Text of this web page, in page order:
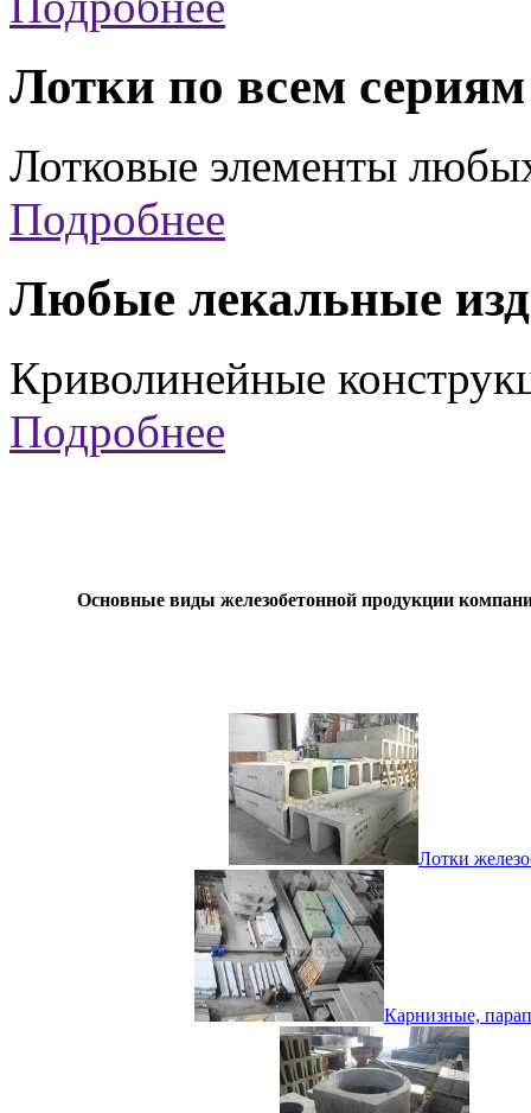
Лотки по всем сериям
Лотковые элементы
Подробнее
Любые лекальные
Криволинейные
Подробнее
Основные виды железобетонной продукции
Лотки
Карнизные,